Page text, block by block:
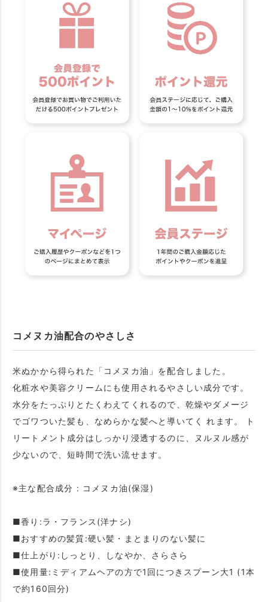
コメヌカ油配合のやさしさ
米ぬかから得られた「コメヌカ油」を配合しました。
化粧水や美容クリームにも使用されるやさしい成分です。
水分をたっぷりとたくわえてくれるので、乾燥やダメージ
でゴワついた髪も、なめらかな髪へと導いてく れます。 ト
リートメント成分はしっかり浸透するのに、ヌルヌル感が
少ないので、短時間で洗い流せます。
※主な配合成分 : コメヌカ油(保湿)
■香り:ラ・フランス(洋ナシ)
■おすすめの髪質:硬い髪・まとまりのない髪に
■仕上がり:しっとり、しなやか、さらさら
■使用量:ミディアムヘアの方で1回につきスプーン大1 (1本
で約160回分)